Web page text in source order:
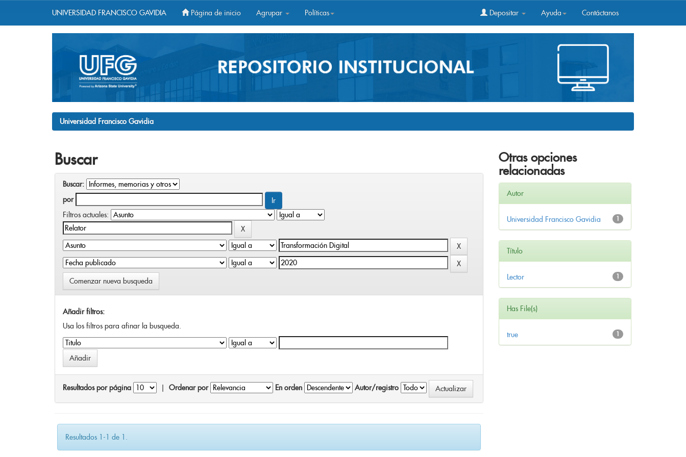
UNIVERSIDAD FRANCISCO GAVIDIA Página de inicio Agrupar Políticas Depositar Ayuda Contáctanos
Universidad Francisco Gavidia
Buscar
Buscar:
por
Filtros actuales:
Comenzar nueva busqueda
Añadir filtros:
Usa los filtros para afinar la busqueda.
Resultados por página Ordenar por En orden Autor/registro
Resultados 1-1 de 1.
Otras opciones
relacionadas
Autor
1
Universidad Francisco Gavidia
Título
1
Lector
Has File(s)
1
true